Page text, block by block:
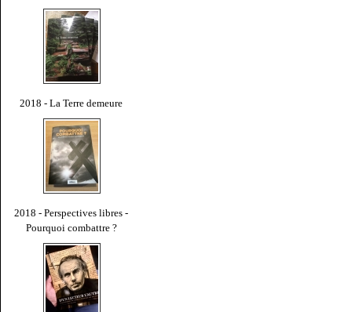
2018 - La Terre demeure
2018 - Perspectives libres -
Pourquoi combattre ?